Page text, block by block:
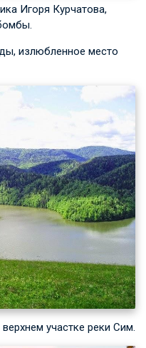
Игоря Курчатова,
излюбленное место
участке реки Сим.